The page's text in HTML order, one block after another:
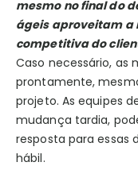
mesmo no final do
ágeis aproveitam
competitiva do
Caso necessário, as
prontamente,
projeto. As equipes
mudança tardia,
resposta para essas
hábil.